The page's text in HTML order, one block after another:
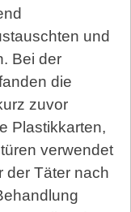
und
Bei der
die
zuvor
Plastikkarten,
verwendet
der Täter nach